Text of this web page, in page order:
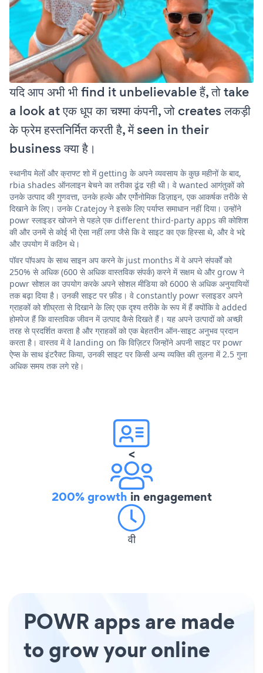
यदि आप अभी भी find it unbelievable हैं, तो take
a look at एक धूप का चश्मा कंपनी, जो creates लकड़ी
के फ्रेम हस्तनिर्मित करती है, में seen in their
business क्या है।
स्थानीय मेलों और क्राफ्ट शो में getting के अपने व्यवसाय के कुछ महीनों के बाद,
rbia shades ऑनलाइन बेचने का तरीका ढूंढ रही थी। वे wanted आगंतुकों को
उनके उत्पाद की गुणवत्ता, उनके हल्के और एर्गोनोमिक डिज़ाइन, एक आकर्षक तरीके से
दिखाने के लिए। उनके Cratejoy ने इसके लिए पर्याप्त समाधान नहीं दिया। उन्होंने
powr स्लाइडर खोजने से पहले एक different third-party apps की कोशिश
की और उनमें से कोई भी ऐसा नहीं लगा जैसे कि वे साइट का एक हिस्सा थे, और वे भद्दे
और उपयोग में कठिन थे।
पॉवर पॉपअप के साथ साइन अप करने के just months में वे अपने संपर्कों को
250% से अधिक (600 से अधिक वास्तविक संपर्क) करने में सक्षम थे और grow ने
powr सोशल का उपयोग करके अपने सोशल मीडिया को 6000 से अधिक अनुयायियों
तक बढ़ा दिया है। उनकी साइट पर फ़ीड। वे constantly powr स्लाइडर अपने
ग्राहकों को शीघ्रता से दिखाने के लिए एक दृश्य तरीके के रूप में हैं क्योंकि वे added
होमपेज हैं कि वास्तविक जीवन में उत्पाद कैसे दिखते हैं। यह अपने उत्पादों को अच्छी
तरह से प्रदर्शित करता है और ग्राहकों को एक बेहतरीन ऑन-साइट अनुभव प्रदान
करता है। वास्तव में वे landing on कि विज़िटर जिन्होंने अपनी साइट पर powr
ऐप्स के साथ इंटरैक्ट किया, उनकी साइट पर किसी अन्य व्यक्ति की तुलना में 2.5 गुना
अधिक समय तक लगे रहे।
<
200% growth in engagement
वी
POWR apps are made
to grow your online